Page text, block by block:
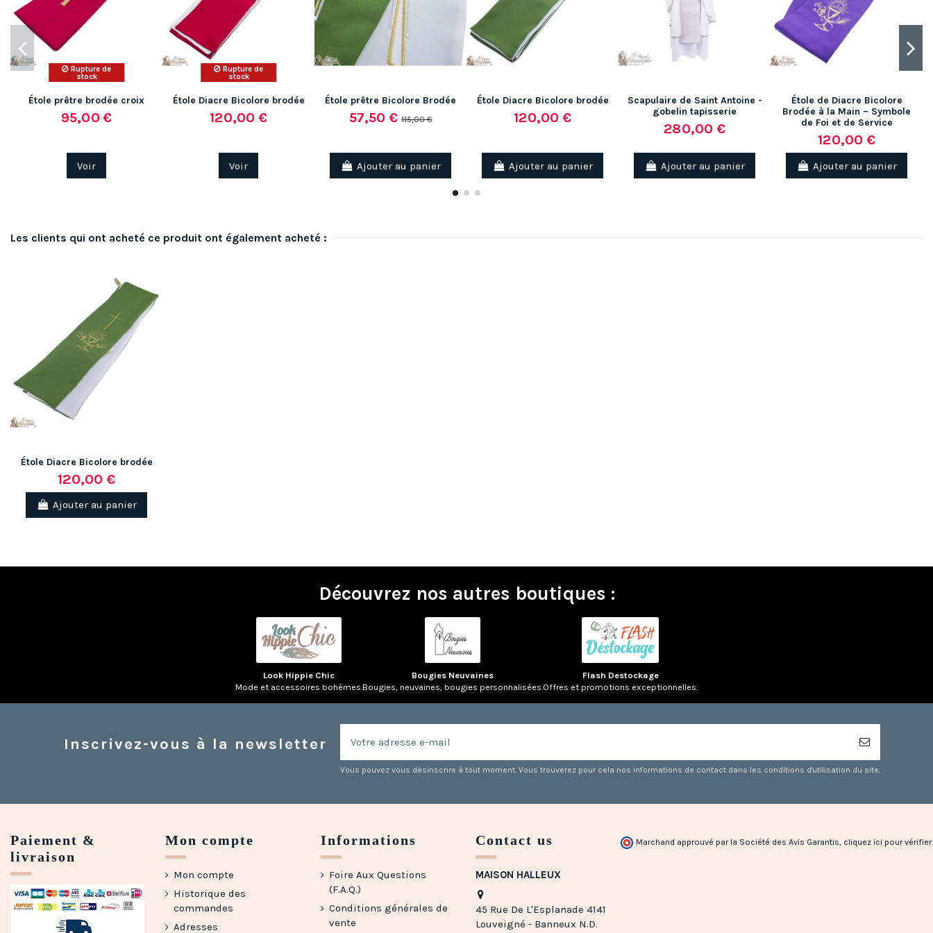
Rupture de
stock
Étole prêtre brodée croix
95,00 €
Voir
Rupture de
stock
Étole Diacre Bicolore brodée
120,00 €
Voir
Étole prêtre Bicolore Brodée
57,50 €115,00 €
Ajouter au panier
Étole Diacre Bicolore brodée
120,00 €
Ajouter au panier
Scapulaire de Saint Antoine -
gobelin tapisserie
280,00 €
Ajouter au panier
Étole de Diacre Bicolore
Brodée à la Main – Symbole
de Foi et de Service
120,00 €
Ajouter au panier
Les clients qui ont acheté ce produit ont également acheté :
Étole Diacre Bicolore brodée
120,00 €
Ajouter au panier
Découvrez nos autres boutiques :
Look Hippie Chic
Mode et accessoires bohèmes.
Bougies Neuvaines
Bougies, neuvaines, bougies personnalisées.
Flash Destockage
Offres et promotions exceptionnelles.
Inscrivez-vous à la newsletter
Vous pouvez vous désinscrire à tout moment. Vous trouverez pour cela nos informations de contact dans les conditions d'utilisation du site.
Paiement &
livraison
Mon compte
Mon compte
Historique des
commandes
Adresses
Informations
Foire Aux Questions
(F.A.Q.)
Conditions générales de
vente
Contact us
MAISON HALLEUX
45 Rue De L'Esplanade 4141
Louveigné - Banneux N.D.
Marchand approuvé par la Société des Avis Garantis, cliquez ici pour vérifier.